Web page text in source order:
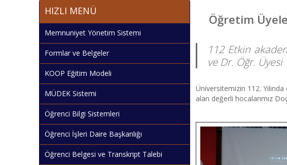
HIZLI MENÜ
Memnuniyet Yönetim Sistemi
Formlar ve Belgeler
KOOP Eğitim Modeli
MÜDEK Sistemi
Öğrenci Bilgi Sistemleri
Öğrenci İşleri Daire Başkanlığı
Öğrenci Belgesi ve Transkript Talebi
Öğretim
112 Etkin
ve Dr. Öğr. Üyesi
Üniversitemizin 112.
alan değerli hocalarımız